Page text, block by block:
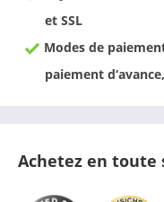
et SSL
Modes de
paiement
Achetez en toute